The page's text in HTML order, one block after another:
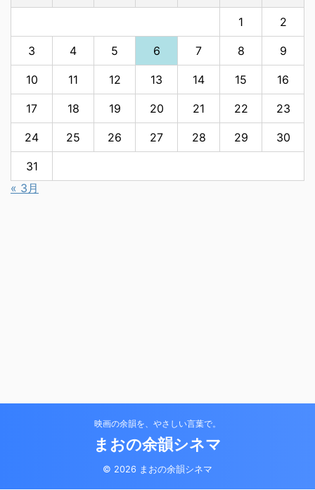
1 2
3 4 5 6 7 8 9
10 11 12 13 14 15 16
17 18 19 20 21 22 23
24 25 26 27 28 29 30
31
« 3月
映画の余韻を、やさしい言葉で。
まおの余韻シネマ
© 2026 まおの余韻シネマ